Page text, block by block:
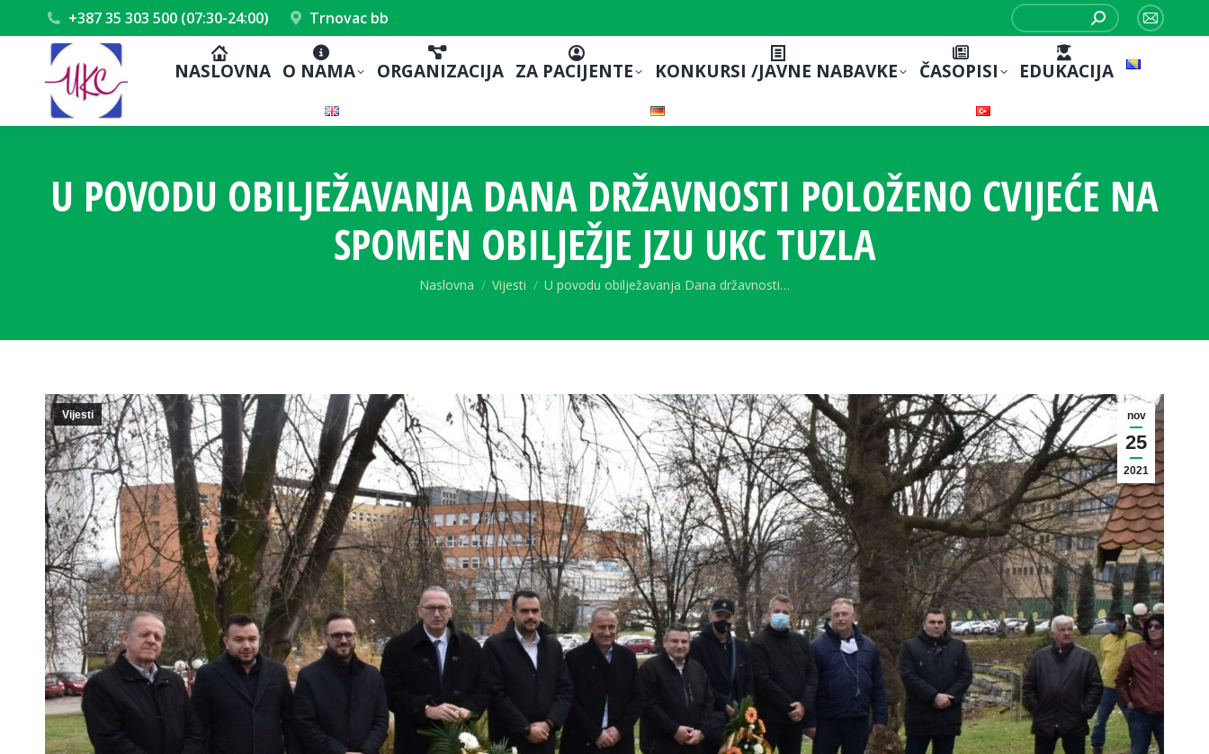
+387 35 303 500 (07:30-24:00) Trnovac bb
Search:
Mail
NASLOVNA O NAMA ORGANIZACIJA ZA PACIJENTE KONKURSI /JAVNE NABAVKE ČASOPISI EDUKACIJA
U POVODU OBILJEŽAVANJA DANA DRŽAVNOSTI POLOŽENO CVIJEĆE NA
SPOMEN OBILJEŽJE JZU UKC TUZLA
You are here:
Naslovna Vijesti U povodu obilježavanja Dana državnosti…
nov
25
2021
Vijesti